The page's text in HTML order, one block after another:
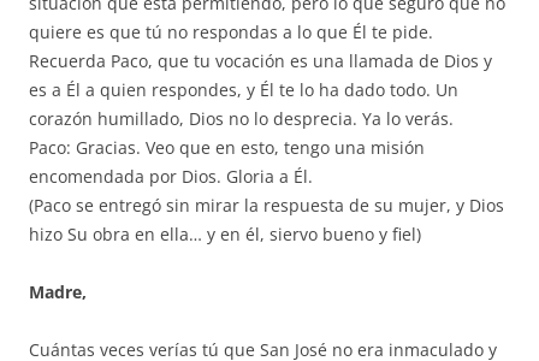
quiere es que tú no respondas a lo que Él te pide.
Recuerda Paco, que tu vocación es una llamada de Dios y
es a Él a quien respondes, y Él te lo ha dado todo. Un
corazón humillado, Dios no lo desprecia. Ya lo verás.
Paco: Gracias. Veo que en esto, tengo una misión
encomendada por Dios. Gloria a Él.
(Paco se entregó sin mirar la respuesta de su mujer, y Dios
hizo Su obra en ella… y en él, siervo bueno y fiel)
Madre,
Cuántas veces verías tú que San José no era inmaculado y